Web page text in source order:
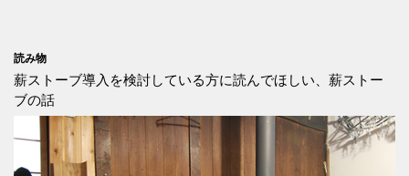
読み物
薪ストーブ導入を検討している方に読んでほしい、薪ストー
ブの話